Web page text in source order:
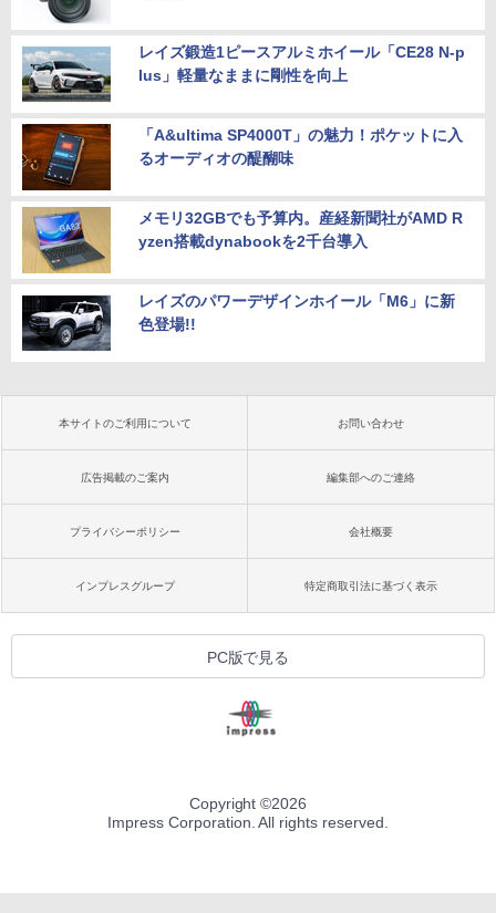
レイズ鍛造1ピースアルミホイール「CE28 N-p
lus」軽量なままに剛性を向上
「A&ultima SP4000T」の魅力！ポケットに入
るオーディオの醍醐味
メモリ32GBでも予算内。産経新聞社がAMD R
yzen搭載dynabookを2千台導入
レイズのパワーデザインホイール「M6」に新
色登場!!
本サイトのご利用について お問い合わせ
広告掲載のご案内 編集部へのご連絡
プライバシーポリシー 会社概要
インプレスグループ 特定商取引法に基づく表示
PC版で見る
Copyright ©2026
Impress Corporation. All rights reserved.